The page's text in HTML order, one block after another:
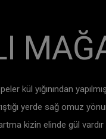
kül yığınından
yerde sağ omuz
kizin elinde gül vardır